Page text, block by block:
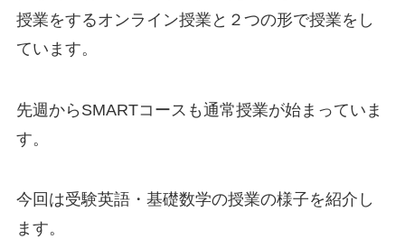
授業をするオンライン授業と２つの形で授業をし
ています。
先週からSMARTコースも通常授業が始まっていま
す。
今回は受験英語・基礎数学の授業の様子を紹介し
ます。